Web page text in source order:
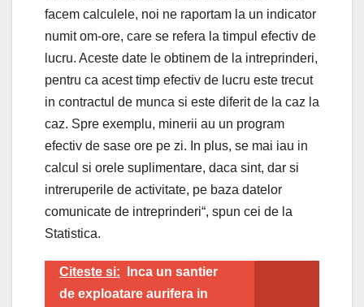
facem calculele, noi ne raportam la un indicator
numit om-ore, care se refera la timpul efectiv de
lucru. Aceste date le obtinem de la intreprinderi,
pentru ca acest timp efectiv de lucru este trecut
in contractul de munca si este diferit de la caz la
caz. Spre exemplu, minerii au un program
efectiv de sase ore pe zi. In plus, se mai iau in
calcul si orele suplimentare, daca sint, dar si
intreruperile de activitate, pe baza datelor
comunicate de intreprinderi“, spun cei de la
Statistica.
Citeste si:
Inca un santier
de exploatare aurifera in